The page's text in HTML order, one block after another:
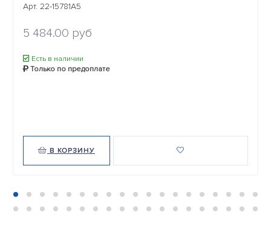
Арт. 22-15781A5
5 484.00 руб
Есть в наличии
Только по предоплате
В КОРЗИНУ